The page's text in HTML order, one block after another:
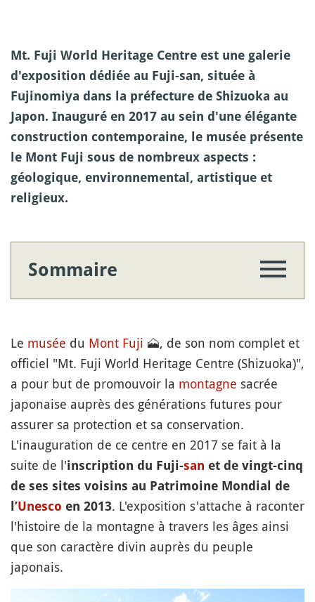
Mt. Fuji World Heritage Centre est une galerie
d'exposition dédiée au Fuji-san, située à
Fujinomiya dans la préfecture de Shizuoka au
Japon. Inauguré en 2017 au sein d'une élégante
construction contemporaine, le musée présente
le Mont Fuji sous de nombreux aspects :
géologique, environnemental, artistique et
religieux.
Sommaire
Le musée du Mont Fuji 🗻, de son nom complet et
officiel "Mt. Fuji World Heritage Centre (Shizuoka)",
a pour but de promouvoir la montagne sacrée
japonaise auprès des générations futures pour
assurer sa protection et sa conservation.
L'inauguration de ce centre en 2017 se fait à la
suite de l'inscription du Fuji-san et de vingt-cinq
de ses sites voisins au Patrimoine Mondial de
l’Unesco en 2013. L'exposition s'attache à raconter
l'histoire de la montagne à travers les âges ainsi
que son caractère divin auprès du peuple
japonais.